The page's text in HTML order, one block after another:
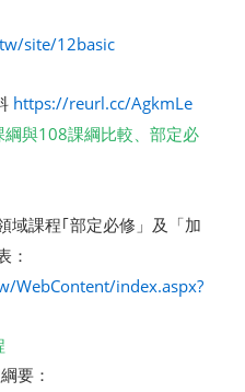
site/12basic
https://reurl.cc/AgkmLe
綱與108課綱比較、部定必
域課程｢部定必修」及「加
：
WebContent/index.aspx?
要：